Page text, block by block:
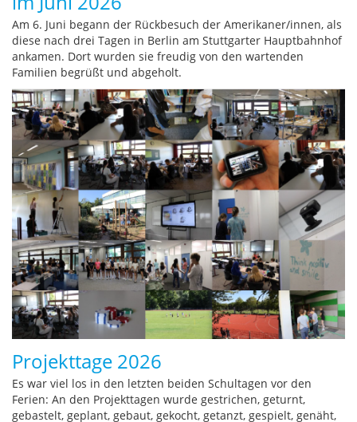
Am 6. Juni begann der Rückbesuch der Amerikaner/innen, als
diese nach drei Tagen in Berlin am Stuttgarter Hauptbahnhof
ankamen. Dort wurden sie freudig von den wartenden
Familien begrüßt und abgeholt.
Projekttage 2026
Es war viel los in den letzten beiden Schultagen vor den
Ferien: An den Projekttagen wurde gestrichen, geturnt,
gebastelt, geplant, gebaut, gekocht, getanzt, gespielt, genäht,